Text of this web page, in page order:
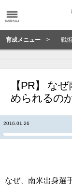
育成メニュー > 戦
【PR】 な
められるの
2016.01.26
なぜ、南米出身選